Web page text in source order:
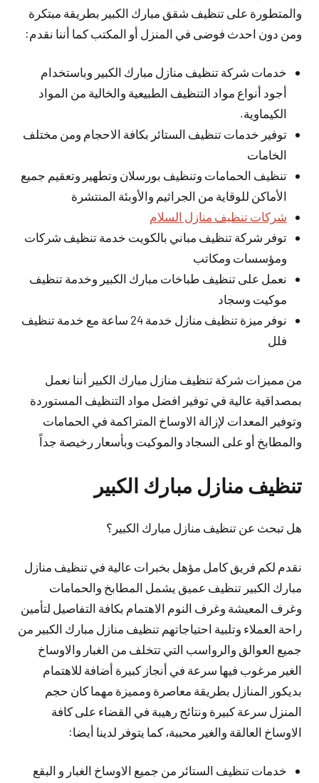
والمتطورة على تنظيف شقق مبارك الكبير بطريقة مبتكرة
ومن دون احدث فوضى في المنزل أو المكتب كما أننا نقدم:
خدمات شركة تنظيف منازل مبارك الكبير وباستخدام
أجود أنواع مواد التنظيف الطبيعية والخالية من المواد
الكيماوية.
توفير خدمات تنظيف الستائر بكافة الاحجام ومن مختلف
الخامات
تنظيف الحمامات وتنظيف بورسلان وتطهير وتعقيم جميع
الأماكن للوقاية من الجراثيم والأوبئة المنتشرة
شركات تنظيف منازل السلام
توفر شركة تنظيف مباني بالكويت خدمة تنظيف شركات
ومؤسسات ومكاتب
نعمل على تنظيف طباخات مبارك الكبير وخدمة تنظيف
موكيت وسجاد
نوفر ميزة تنظيف منازل خدمة 24 ساعة مع خدمة تنظيف
فلل
من مميزات شركة تنظيف منازل مبارك الكبير أننا نعمل
بمصداقية عالية في توفير افضل مواد التنظيف المستوردة
وتوفير المعدات لإزالة الاوساخ المتراكمة في الحمامات
والمطابخ أو على السجاد والموكيت وبأسعار رخيصة جداً
تنظيف منازل مبارك الكبير
هل تبحث عن تنظيف منازل مبارك الكبير؟
نقدم لكم فريق كامل مؤهل بخبرات عالية في تنظيف منازل
مبارك الكبير تنظيف عميق يشمل المطابخ والحمامات
وغرف المعيشة وغرف النوم الاهتمام بكافة التفاصيل لتأمين
راحة العملاء وتلبية احتياجاتهم تنظيف منازل مبارك الكبير من
جميع العوالق والرواسب التي تتخلف من الغبار والاوساخ
الغير مرغوب فيها سرعة في أنجاز كبيرة أضافة للاهتمام
بديكور المنازل بطريقة معاصرة ومميزة مهما كان حجم
المنزل سرعة كبيرة ونتائج رهيبة في القضاء على كافة
الاوساخ العالقة والغير محببة، كما يتوفر لدينا أيضا:
خدمات تنظيف الستائر من جميع الاوساخ الغبار و البقع